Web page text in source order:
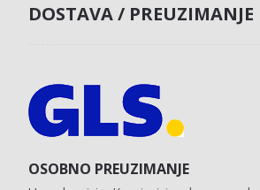
DOSTAVA / PREUZIMANJE
OSOBNO PREUZIMANJE